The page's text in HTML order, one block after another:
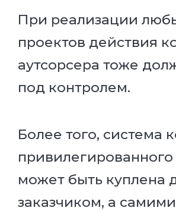
При реализации
проектов действия
аутсорсера тоже
под контролем.
Более того, система
привилегированного
может быть куплена
заказчиком, а самими